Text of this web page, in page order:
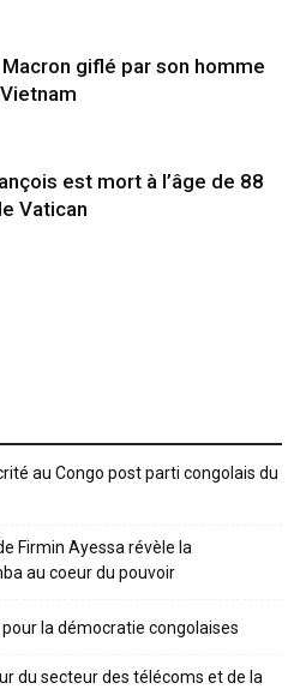
giflé par son homme
est mort à l’âge de 88
Vatican
au Congo post parti congolais du
Firmin Ayessa révèle la
au coeur du pouvoir
la démocratie congolaises
du secteur des télécoms et de la